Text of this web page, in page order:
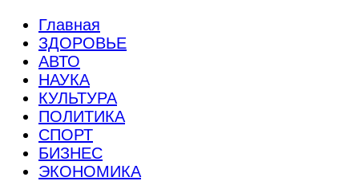
Главная
ЗДОРОВЬЕ
АВТО
НАУКА
КУЛЬТУРА
ПОЛИТИКА
СПОРТ
БИЗНЕС
ЭКОНОМИКА